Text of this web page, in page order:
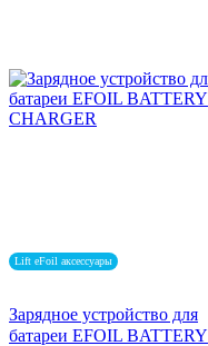
Lift eFoil аксессуары
Зарядное устройство для
батареи EFOIL BATTERY